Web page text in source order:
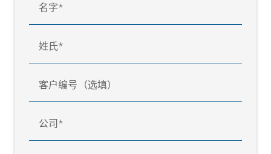
名字
姓氏
客户编号（选填）
公司